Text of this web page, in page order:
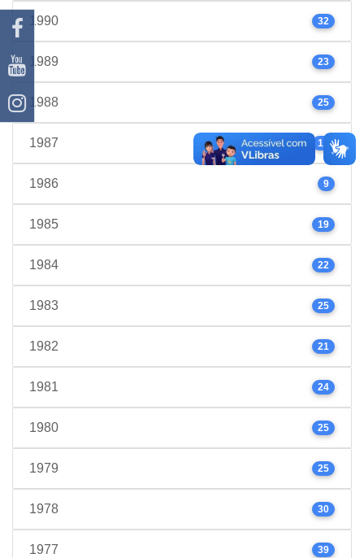
1990 32
1989 23
1988 25
1987 17
1986 9
1985 19
1984 22
1983 25
1982 21
1981 24
1980 25
1979 25
1978 30
1977 39